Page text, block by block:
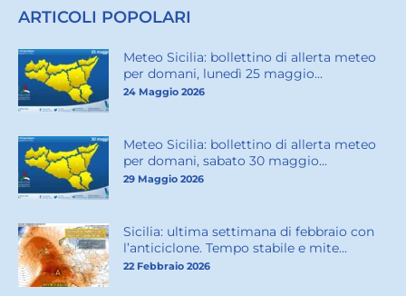
ARTICOLI POPOLARI
Meteo Sicilia: bollettino di allerta meteo
per domani, lunedì 25 maggio...
24 Maggio 2026
Meteo Sicilia: bollettino di allerta meteo
per domani, sabato 30 maggio...
29 Maggio 2026
Sicilia: ultima settimana di febbraio con
l’anticiclone. Tempo stabile e mite...
22 Febbraio 2026